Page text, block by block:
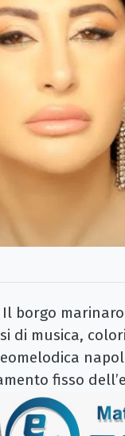
- Il borgo
di musica,
fisso